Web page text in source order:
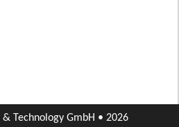
Technology GmbH • 2026